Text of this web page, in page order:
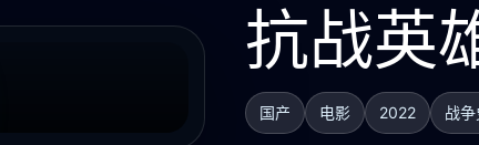
抗战英
国产 电影 2022 战